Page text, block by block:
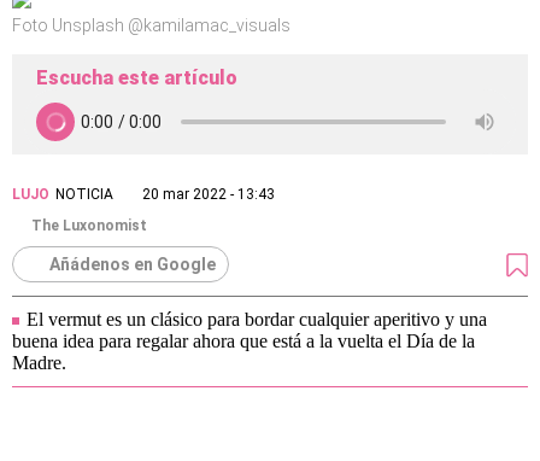
Foto Unsplash @kamilamac_visuals
Escucha este artículo
LUJO NOTICIA
20 mar 2022 - 13:43
The Luxonomist
Añádenos en Google
El vermut es un clásico para bordar cualquier aperitivo y una
buena idea para regalar ahora que está a la vuelta el Día de la
Madre.